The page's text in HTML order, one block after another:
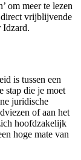
om meer te lezen
direct vrijblijvende
Idzard.
is tussen een
stap die je moet
juridische
of aan het
hoofdzakelijk
hoge mate van